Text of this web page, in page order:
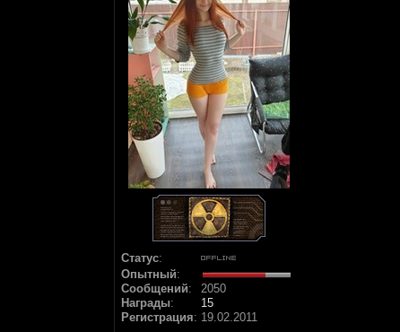
Статус:
Опытный:
Сообщений:
2050
Награды:
15
Регистрация: 19.02.2011